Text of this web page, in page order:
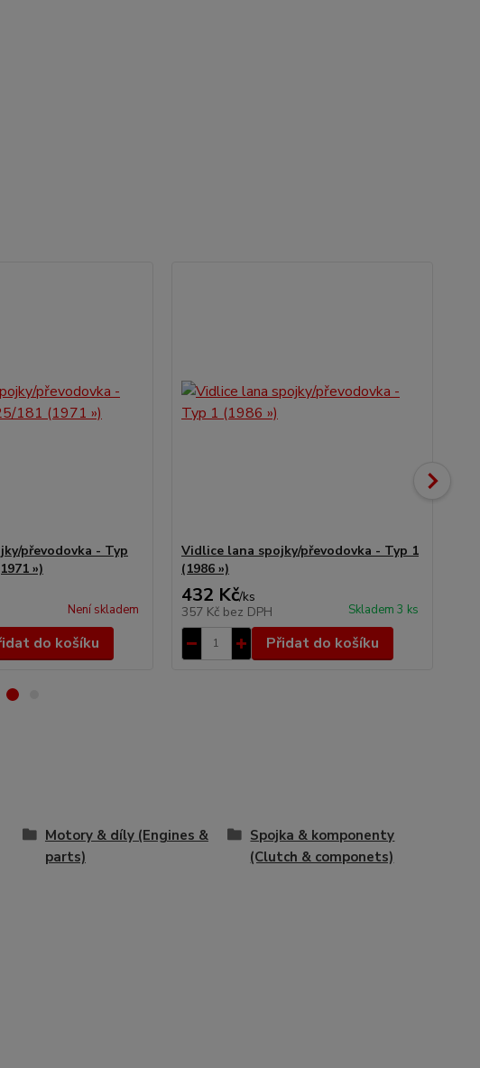
převodovka - Typ
»)
Není skladem
do košíku
Vidlice lana spojky/převodovka - Typ 1
(1986 »)
432 Kč/ks
357 Kč bez DPH Skladem 3 ks
Přidat do košíku
Motory & díly (Engines &
parts)
Spojka & komponenty
(Clutch & componets)